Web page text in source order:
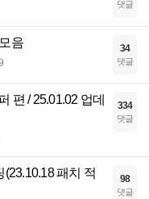
댓글
음 34
댓글
편 / 25.01.02 업데
334
댓글
패치 적
98
댓글